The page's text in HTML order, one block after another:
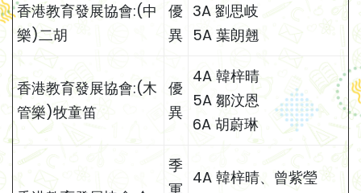
香港教育發展協會:(中
樂)二胡
優
異
3A 劉思岐
5A 葉朗翹
香港教育發展協會:(木
管樂)牧童笛
優
異
4A 韓梓晴
5A 鄒汶恩
6A 胡蔚琳
季
4A 韓梓晴、曾紫瑩